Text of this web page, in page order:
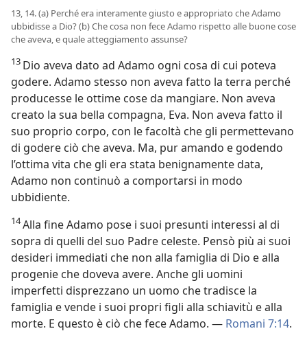
13, 14. (a) Perché era interamente giusto e appropriato che Adamo
ubbidisse a Dio? (b) Che cosa non fece Adamo rispetto alle buone cose
che aveva, e quale atteggiamento assunse?
13 Dio aveva dato ad Adamo ogni cosa di cui poteva
godere. Adamo stesso non aveva fatto la terra perché
producesse le ottime cose da mangiare. Non aveva
creato la sua bella compagna, Eva. Non aveva fatto il
suo proprio corpo, con le facoltà che gli permettevano
di godere ciò che aveva. Ma, pur amando e godendo
l’ottima vita che gli era stata benignamente data,
Adamo non continuò a comportarsi in modo
ubbidiente.
14Alla fine Adamo pose i suoi presunti interessi al di
sopra di quelli del suo Padre celeste. Pensò più ai suoi
desideri immediati che non alla famiglia di Dio e alla
progenie che doveva avere. Anche gli uomini
imperfetti disprezzano un uomo che tradisce la
famiglia e vende i suoi propri figli alla schiavitù e alla
morte. E questo è ciò che fece Adamo. — Romani 7:14.